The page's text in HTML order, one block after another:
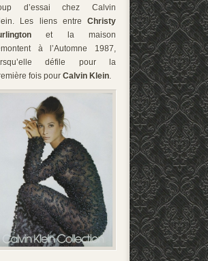
d’essai chez Calvin
Les liens entre Christy
et la maison
à l’Automne 1987,
défile pour la
fois pour Calvin Klein.